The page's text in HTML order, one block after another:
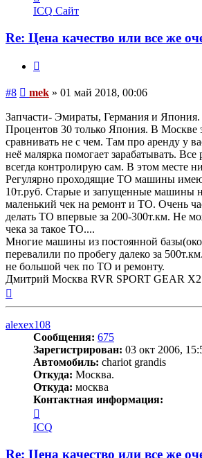
информация
пользователя
ICQ Сайт
Re: Цена качество или все же
#8 Сообщение
mek » 01 май 2018, 00:06
Запчасти- Эмираты, Германия и
Процентов 30 только Япония. В Москве
сравнивать не с чем. Там про аренду у
неё малярка помогает зарабатывать.
всегда контролирую сам. В этом месте
Регулярно проходящие ТО машины
10т.руб. Старые и запущенные машины
маленький чек на ремонт и ТО. Очень
делать ТО впервые за 200-300т.км. Не
чека за такое ТО....
Многие машины из постоянной
перевалили по пробегу далеко за
не большой чек по ТО и ремонту.
Дмитрий Москва RVR SPORT GEAR X2
alexex108
Сообщения: 675
Зарегистрирован: 03 окт 2006,
Автомобиль: chariot grandis
Откуда: Москва.
Откуда: москва
Контактная информация:
информация
пользователя
ICQ
Re: Цена качество или все же